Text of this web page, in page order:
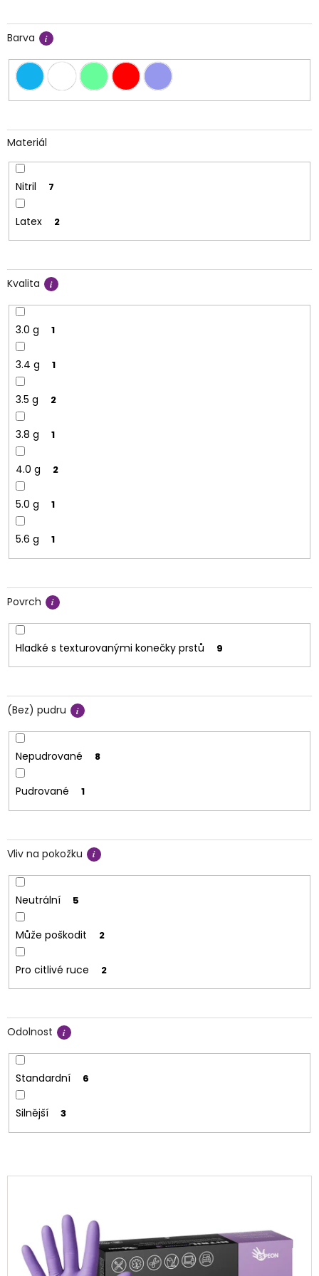
Barva
Materiál
Nitril 7
Latex 2
Kvalita
3.0 g 1
3.4 g 1
3.5 g 2
3.8 g 1
4.0 g 2
5.0 g 1
5.6 g 1
Povrch
Hladké s texturovanými konečky prstů 9
(Bez) pudru
Nepudrované 8
Pudrované 1
Vliv na pokožku
Neutrální 5
Může poškodit 2
Pro citlivé ruce 2
Odolnost
Standardní 6
Silnější 3
V